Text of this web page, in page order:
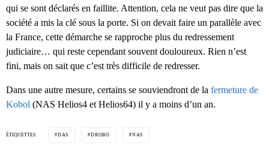
qui se sont déclarés en faillite. Attention, cela ne veut pas dire que la
société a mis la clé sous la porte. Si on devait faire un parallèle avec
la France, cette démarche se rapproche plus du redressement
judiciaire… qui reste cependant souvent douloureux. Rien n’est
fini, mais on sait que c’est très difficile de redresser.
Dans une autre mesure, certains se souviendront de la fermeture de
Kobol (NAS Helios4 et Helios64) il y a moins d’un an.
ÉTIQUETTES DAS DROBO NAS